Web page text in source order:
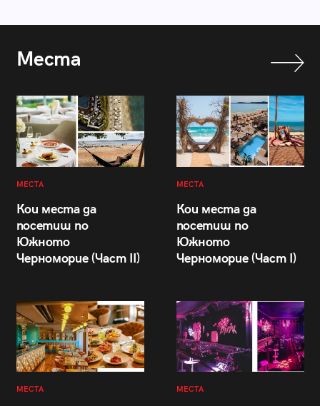
Места
МЕСТА
Кои места да
посетиш по
Южното
Черноморие (Част II)
МЕСТА
Кои места да
посетиш по
Южното
Черноморие (Част I)
МЕСТА МЕСТА